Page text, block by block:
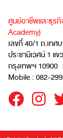
ศูนย์อาชีพและธุร
Academy)
เลขที่ 40/1 ถ.เทศ
ประชานิเวศน์ 1 แ
กรุงเทพฯ 10900
Mobile : 082-